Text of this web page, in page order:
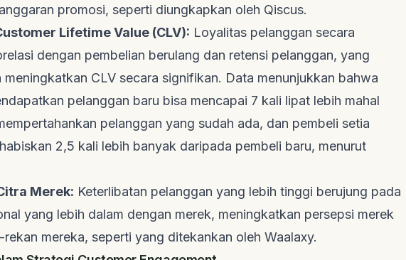
promosi, seperti diungkapkan oleh Qiscus.
Lifetime Value (CLV): Loyalitas pelanggan secara
dengan pembelian berulang dan retensi pelanggan, yang
meningkatkan CLV secara signifikan. Data menunjukkan bahwa
pelanggan baru bisa mencapai 7 kali lipat lebih mahal
pelanggan yang sudah ada, dan pembeli setia
2,5 kali lebih banyak daripada pembeli baru, menurut
Merek: Keterlibatan pelanggan yang lebih tinggi berujung pada
yang lebih dalam dengan merek, meningkatkan persepsi merek
rekan mereka, seperti yang ditekankan oleh Waalaxy.